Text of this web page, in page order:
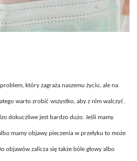
który zagraża naszemu życiu, ale na
warto zrobić wszystko, aby z nim walczyć.
dokuczliwe jest bardzo dużo. Jeśli mamy
mamy objawy pieczenia w przełyku to może
objawów zalicza się także bóle głowy albo